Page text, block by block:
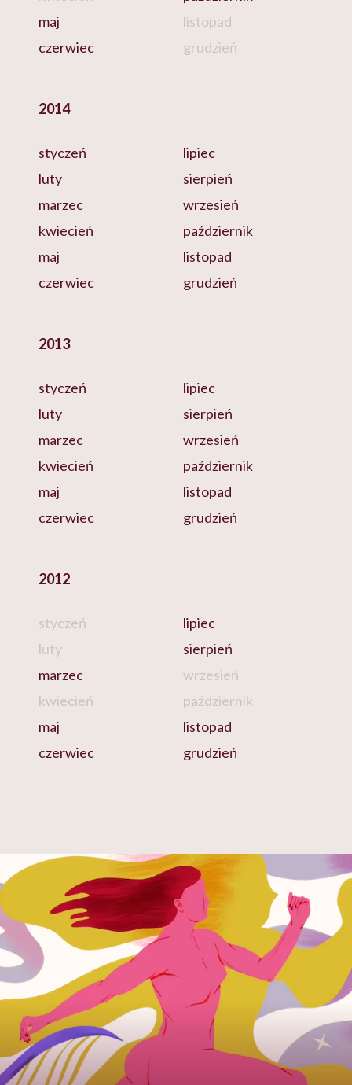
maj
czerwiec
listopad
grudzień
2014
styczeń
luty
marzec
kwiecień
maj
czerwiec
lipiec
sierpień
wrzesień
październik
listopad
grudzień
2013
styczeń
luty
marzec
kwiecień
maj
czerwiec
lipiec
sierpień
wrzesień
październik
listopad
grudzień
2012
styczeń
luty
marzec
kwiecień
maj
czerwiec
lipiec
sierpień
wrzesień
październik
listopad
grudzień